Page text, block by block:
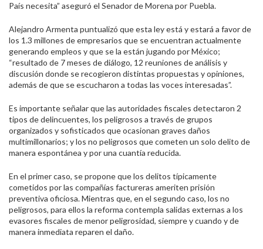
País necesita” aseguró el Senador de Morena por Puebla.
Alejandro Armenta puntualizó que esta ley está y estará a favor de
los 1.3 millones de empresarios que se encuentran actualmente
generando empleos y que se la están jugando por México;
“resultado de 7 meses de diálogo, 12 reuniones de análisis y
discusión donde se recogieron distintas propuestas y opiniones,
además de que se escucharon a todas las voces interesadas”.
Es importante señalar que las autoridades fiscales detectaron 2
tipos de delincuentes, los peligrosos a través de grupos
organizados y sofisticados que ocasionan graves daños
multimillonarios; y los no peligrosos que cometen un solo delito de
manera espontánea y por una cuantía reducida.
En el primer caso, se propone que los delitos típicamente
cometidos por las compañías factureras ameriten prisión
preventiva oficiosa. Mientras que, en el segundo caso, los no
peligrosos, para ellos la reforma contempla salidas externas a los
evasores fiscales de menor peligrosidad, siempre y cuando y de
manera inmediata reparen el daño.